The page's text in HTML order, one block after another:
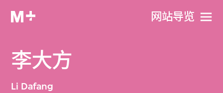
网站导览
李大方
Li Dafang